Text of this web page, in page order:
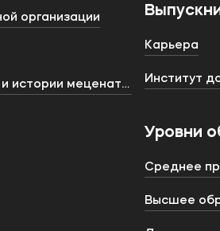
организации
истории меценатства
Карьера
Институт
Уровни
Среднее
Высшее